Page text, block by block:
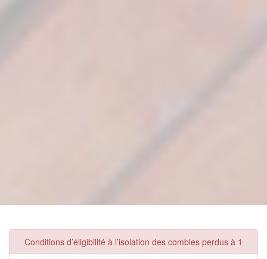
Conditions d’éligibilité à l’isolation des combles perdus à 1